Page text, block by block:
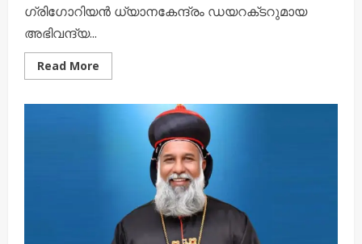
ഗ്രിഗോറിയൻ ധ്യാനകേന്ദ്രം ഡയറക്‌ടറുമായ
അഭിവന്ദ്യ...
Read More
more
ക്രിസ്തുവിൽ
പുതുജീവൻ
പ്രാപിക്കണം
അഭിവന്ദ്യ
പീലക്‌സിനോസ്
സഖറിയാസ്
മെത്രാപ്പോലീത്ത